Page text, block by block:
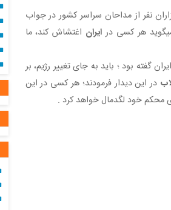
نفر از مداحان سراسر کشور در جواب
هر کسی در ایران اغتشاش کند، ما
گفته بود ؛ باید به‌ جای تغییر رژیم، بر
در این دیدار فرمودند؛ هر کسی در این
محکم خود لگدمال خواهد کرد ‌.